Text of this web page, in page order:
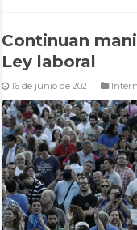
Continuan
Ley laboral
16 de junio de 2021